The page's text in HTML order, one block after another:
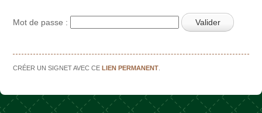
Mot de passe :
CRÉER UN SIGNET AVEC CELIEN PERMANENT